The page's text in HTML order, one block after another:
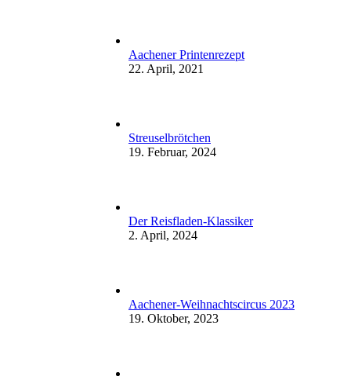
Aachener Printenrezept
22. April, 2021
Streuselbrötchen
19. Februar, 2024
Der Reisfladen-Klassiker
2. April, 2024
Aachener-Weihnachtscircus 2023
19. Oktober, 2023